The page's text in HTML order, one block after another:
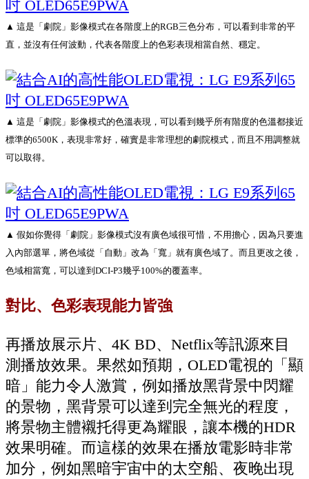
▲ 這是「劇院」影像模式在各階度上的RGB三色分布，可以看到非常的平
直，並沒有任何波動，代表各階度上的色彩表現相當自然、穩定。
▲ 這是「劇院」影像模式的色溫表現，可以看到幾乎所有階度的色溫都接近
標準的6500K，表現非常好，確實是非常理想的劇院模式，而且不用調整就
可以取得。
▲ 假如你覺得「劇院」影像模式沒有廣色域很可惜，不用擔心，因為只要進
入內部選單，將色域從「自動」改為「寬」就有廣色域了。而且更改之後，
色域相當寬，可以達到DCI-P3幾乎100%的覆蓋率。
對比、色彩表現能力皆強
再播放展示片、4K BD、Netflix等訊源來目
測播放效果。果然如預期，OLED電視的「顯
暗」能力令人激賞，例如播放黑背景中閃耀
的景物，黑背景可以達到完全無光的程度，
將景物主體襯托得更為耀眼，讓本機的HDR
效果明確。而這樣的效果在播放電影時非常
加分，例如黑暗宇宙中的太空船、夜晚出現